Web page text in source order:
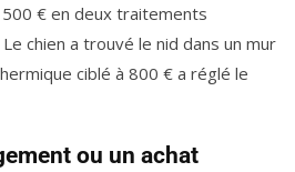
€ en deux traitements
chien a trouvé le nid dans un mur
ciblé à 800 € a réglé le
ou un achat